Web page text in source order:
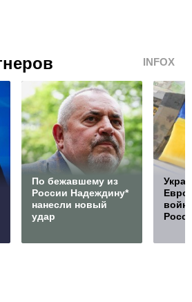
INFOX
По бежавшему из
России Надеждину*
нанесли новый
удар